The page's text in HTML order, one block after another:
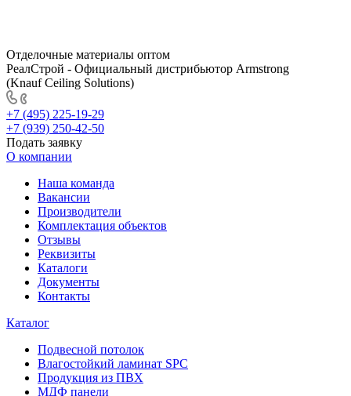
Отделочные материалы оптом
РеалСтрой - Официальный дистрибьютор Armstrong
(Knauf Ceiling Solutions)
+7 (495) 225-19-29
+7 (939) 250-42-50
Подать заявку
О компании
Наша команда
Вакансии
Производители
Комплектация объектов
Отзывы
Реквизиты
Каталоги
Документы
Контакты
Каталог
Подвесной потолок
Влагостойкий ламинат SPC
Продукция из ПВХ
МДФ панели